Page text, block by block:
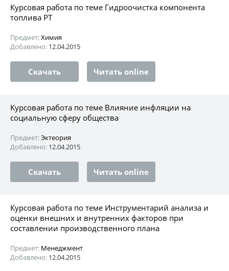
Курсовая работа по теме Гидроочистка компонента
топлива РТ
Предмет:Химия
Добавлено: 12.04.2015
Скачать Читать online
Курсовая работа по теме Влияние инфляции на
социальную сферу общества
Предмет:Эктеория
Добавлено: 12.04.2015
Скачать Читать online
Курсовая работа по теме Инструментарий анализа и
оценки внешних и внутренних факторов при
составлении производственного плана
Предмет: Менеджмент
Добавлено: 12.04.2015